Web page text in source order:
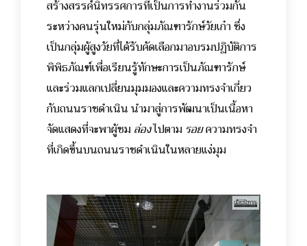
สร้างสรรค์นิทรรศการที่เป็นการทำงานร่วมกัน
ระหว่างคนรุ่นใหม่กับกลุ่มภัณฑารักษ์วัยเก๋า ซึ่ง
เป็นกลุ่มผู้สูงวัยที่ได้รับคัดเลือกมาอบรมปฏิบัติการ
พิพิธภัณฑ์เพื่อเรียนรู้ทักษะการเป็นภัณฑารักษ์
และร่วมแลกเปลี่ยนมุมมองและความทรงจำเกี่ยว
กับถนนราชดำเนิน นำมาสู่การพัฒนาเป็นเนื้อหา
จัดแสดงที่จะพาผู้ชมล่องไปตาม รอยความทรงจำ
ที่เกิดขึ้นบนถนนราชดำเนินในหลายแง่มุม